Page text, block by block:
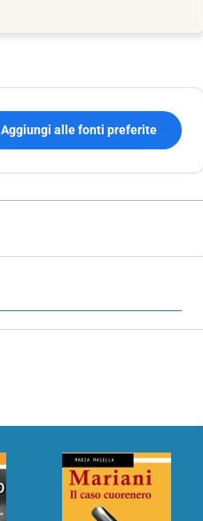
Aggiungi alle fonti preferite